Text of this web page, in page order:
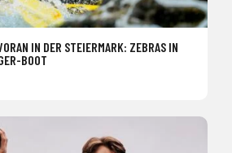
IN DER STEIERMARK: ZEBRAS IN
BOOT